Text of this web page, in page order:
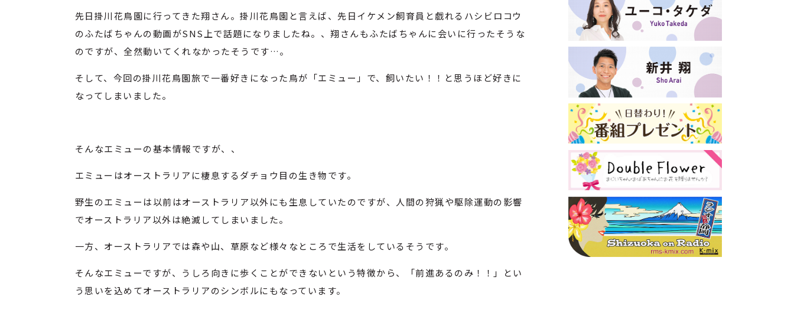
先日掛川花鳥園に行ってきた翔さん。掛川花鳥園と言えば、先日イケメン飼育員と戯れるハシビロコウ
のふたばちゃんの動画がSNS上で話題になりましたね。、翔さんもふたばちゃんに会いに行ったそうな
のですが、全然動いてくれなかったそうです…。
そして、今回の掛川花鳥園旅で一番好きになった鳥が「エミュー」で、飼いたい！！と思うほど好きに
なってしまいました。
そんなエミューの基本情報ですが、、
エミューはオーストラリアに棲息するダチョウ目の生き物です。
野生のエミューは以前はオーストラリア以外にも生息していたのですが、人間の狩猟や駆除運動の影響
でオーストラリア以外は絶滅してしまいました。
一方、オーストラリアでは森や山、草原など様々なところで生活をしているそうです。
そんなエミューですが、うしろ向きに歩くことができないという特徴から、「前進あるのみ！！」とい
う思いを込めてオーストラリアのシンボルにもなっています。